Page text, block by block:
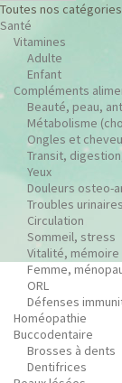
Toutes nos catégories
Santé
Vitamines
Adulte
Enfant
Compléments
Beauté, peau,
Métabolisme
Ongles et
Transit,
Yeux
Douleurs osteo-
Troubles urinaires
Circulation
Sommeil, stress
Vitalité, mémoire
Femme,
ORL
Défenses
Homéopathie
Buccodentaire
Brosses à dents
Dentifrices